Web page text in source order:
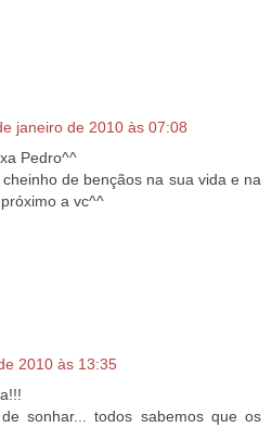
janeiro de 2010 às 07:08
Pedro^^
de bençãos na sua vida e na
a vc^^
2010 às 13:35
sonhar... todos sabemos que os